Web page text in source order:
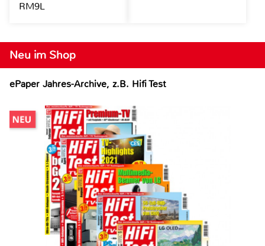
Neu im Shop
ePaper Jahres-Archive, z.B. Hifi Test
RM9L